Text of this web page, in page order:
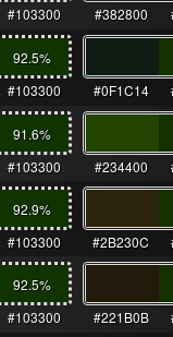
#103300 #382800
92.5%
#103300 #0F1C14
91.6%
#103300 #234400
92.9%
#103300 #2B230C
92.5%
#103300 #221B0B